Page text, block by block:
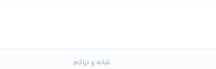
شانه و تراکم